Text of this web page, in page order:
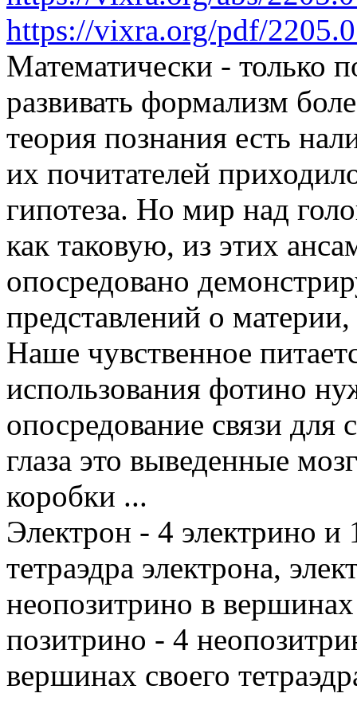
https://vixra.org/pdf/
Математически - только
развивать формализм
теория познания есть
их почитателей
гипотеза. Но мир над
как таковую, из этих
опосредовано
представлений о
Наше чувственное
использования фотино
опосредование связи для
глаза это выведенные
коробки ...
Электрон - 4 электрино
тетраэдра электрона,
неопозитрино в вершинах
позитрино - 4
вершинах своего